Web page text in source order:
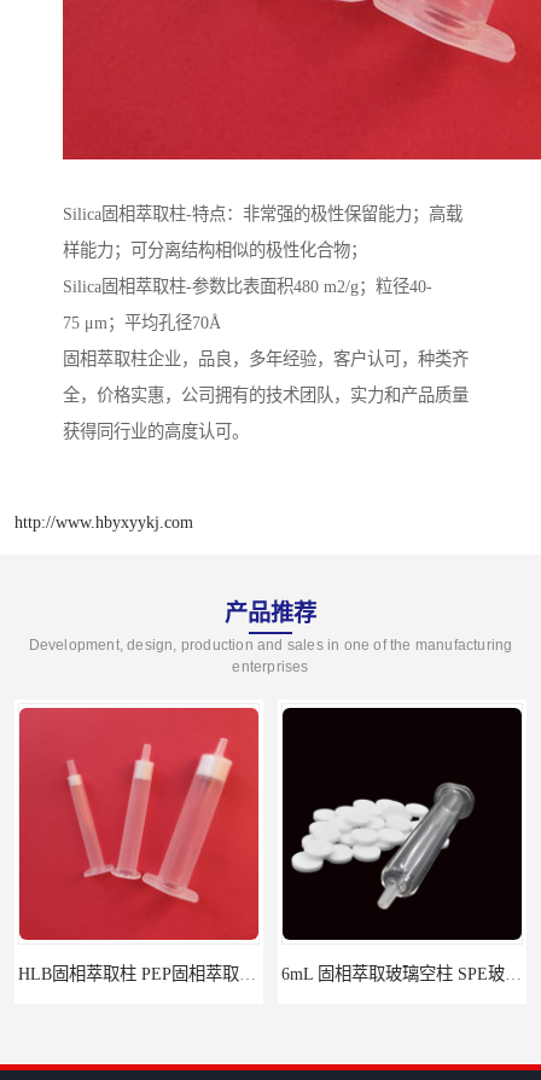
Silica固相萃取柱-特点：非常强的极性保留能力；高载
样能力；可分离结构相似的极性化合物；
Silica固相萃取柱-参数比表面积480 m2/g；粒径40-
75 μm；平均孔径70Å
固相萃取柱企业，品良，多年经验，客户认可，种类齐
全，价格实惠，公司拥有的技术团队，实力和产品质量
获得同行业的高度认可。
http://www.hbyxyykj.com
产品推荐
Development, design, production and sales in one of the manufacturing
enterprises